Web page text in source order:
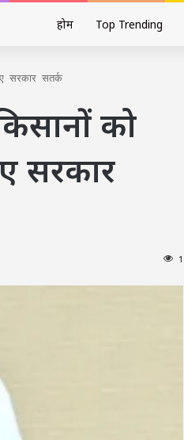
होम Top Trending
सरकार सतर्क
को
सरकार
1